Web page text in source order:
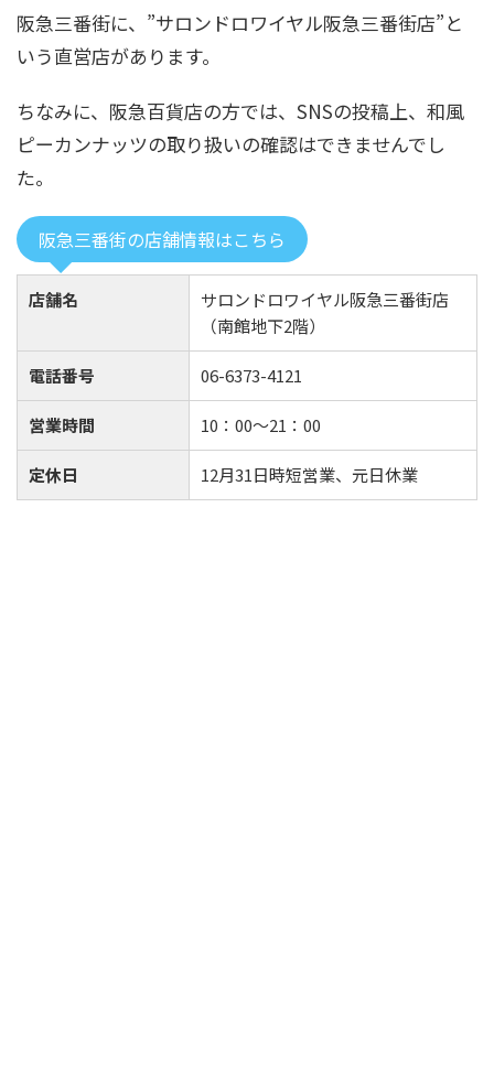
阪急三番街に、”サロンドロワイヤル阪急三番街店”と
いう直営店があります。
ちなみに、阪急百貨店の方では、SNSの投稿上、和風
ピーカンナッツの取り扱いの確認はできませんでし
た。
阪急三番街の店舗情報はこちら
店舗名
サロンドロワイヤル阪急三番街店
（南館地下2階）
電話番号 06-6373-4121
営業時間 10：00～21：00
定休日 12月31日時短営業、元日休業